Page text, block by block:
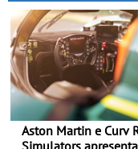
Aston Martin e Curv